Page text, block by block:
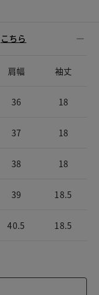
こちら
肩幅 袖丈
36 18
37 18
38 18
39 18.5
40.5 18.5